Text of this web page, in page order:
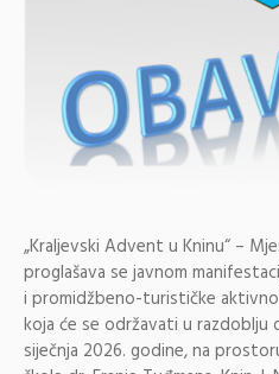
„Kraljevski Advent u Kninu“ –
proglašava se javnom
i promidžbeno-turističke
koja će se održavati u razdoblju
siječnja 2026. godine, na